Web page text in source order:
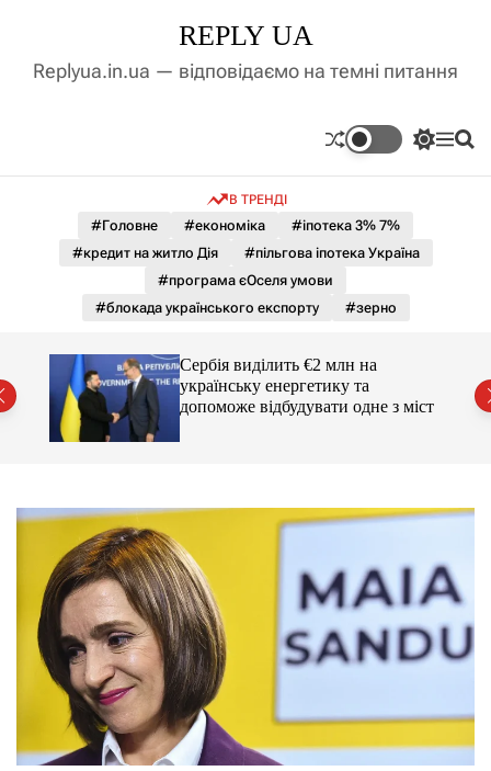
д
REPLY UA
Replyua.in.ua — відповідаємо на темні питання
П
м
к
к
р
р
м
у
М П
В ТРЕНДІ
#Головне #економіка
#іпотека 3% 7%
#кредит на житло Дія
#пільгова іпотека Україна
#програма єОселя умови
#блокада українського експорту
#зерно
Сербія виділить €2 млн на
українську енергетику та
допоможе відбудувати одне з міст